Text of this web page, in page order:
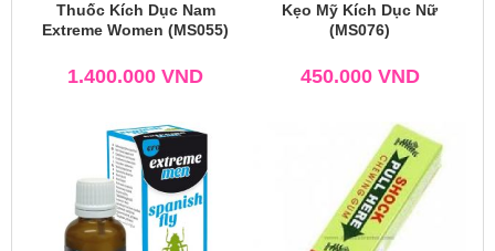
Thuốc Kích Dục Nam
Extreme Women (MS055)
1.400.000 VND
Kẹo Mỹ Kích Dục Nữ
(MS076)
450.000 VND